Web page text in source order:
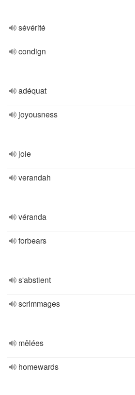
sévérité
condign
adéquat
joyousness
joie
verandah
véranda
forbears
s'abstient
scrimmages
mêlées
homewards